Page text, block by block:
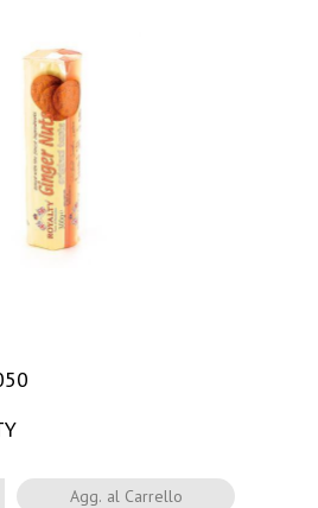
QuantitàAgg. al Carrello